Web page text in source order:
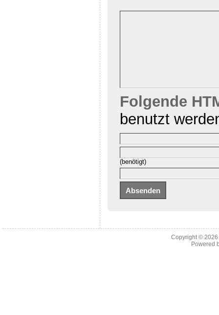
Folgende
benutzt
(benötigt)
Copyright ©
Powered